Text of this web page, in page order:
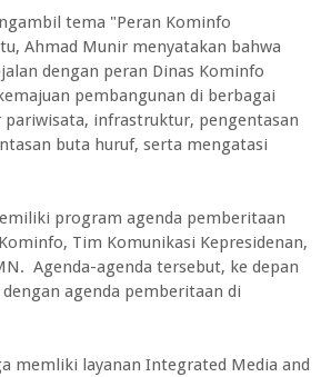
tema "Peran Kominfo
Ahmad Munir menyatakan bahwa
dengan peran Dinas Kominfo
pembangunan di berbagai
infrastruktur, pengentasan
buta huruf, serta mengatasi
program agenda pemberitaan
Tim Komunikasi Kepresidenan,
Agenda-agenda tersebut, ke depan
agenda pemberitaan di
memliki layanan Integrated Media and